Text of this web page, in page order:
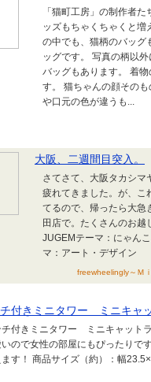
「猫町工房」の制作者
ッズもちゃくちゃくと増
の中でも、猫柄のバッグ
ッグです。 写真の柄以
バッグもあります。 着
す。 猫ちゃんの顔その
や口元の色が違うも...
大阪、二週間目突入。
さてさて、大阪タカシマ
疲れてきました。が、こ
てるので、帰ったら大急
田店で。たくさんのお
JUGEMテーマ：にゃん
マ：アート・デザイン
freewheelingly～Ｍ
チ付きミニタワー ミニキャ
チ付きミニタワー ミニキャット
ので女性の部屋にもぴったりで
ます！ 商品サイズ（約）：幅